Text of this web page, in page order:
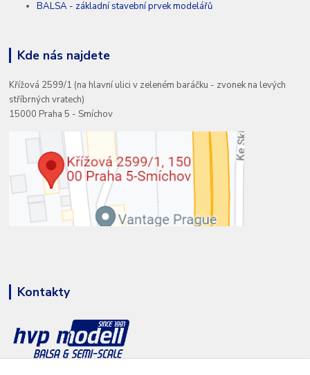
BALSA - základní stavební prvek modelářů
Kde nás najdete
Křížová 2599/1 (na hlavní ulici v zeleném baráčku - zvonek na levých
stříbrných vratech)
15000 Praha 5 - Smíchov
Kontakty